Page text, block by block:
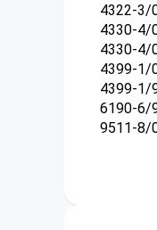
4322-3/
4330-4/
4330-4/
4399-1/
4399-1/
6190-6/
9511-8/